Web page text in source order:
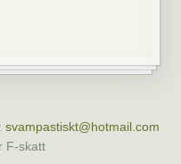
svampastiskt@hotmail.com
F-skatt